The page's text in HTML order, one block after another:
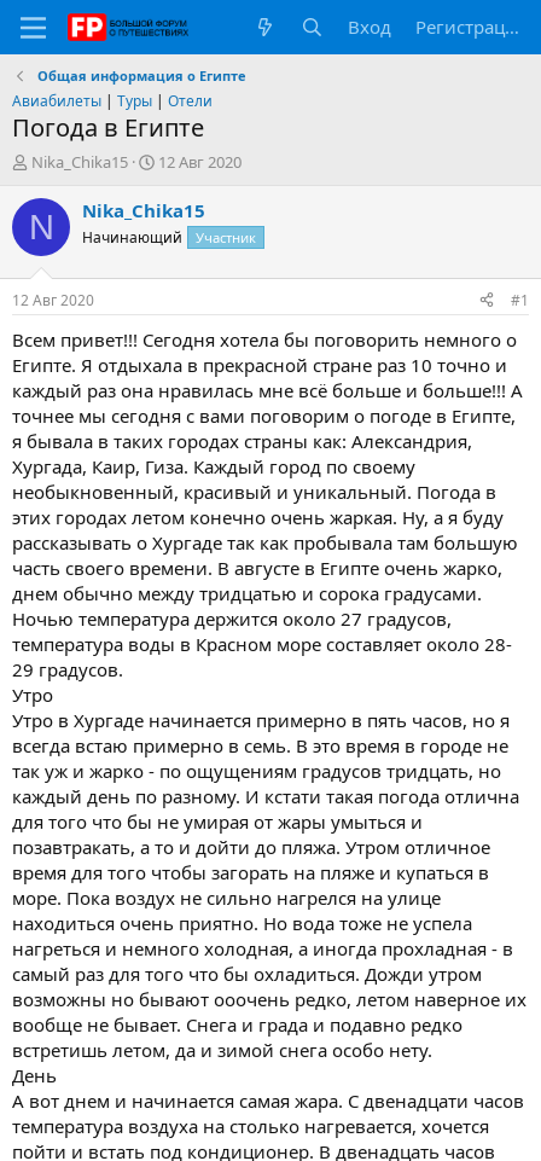
Вход Регистрация
Общая информация о Египте
Авиабилеты | Туры | Отели
Погода в Египте
А
т
о
т
е
м
ы
Nika_Chika15
Д
т
н
а
л
12 Авг 2020
N Nika_Chika15
Начинающий Участник
12 Авг 2020 #1
Всем привет!!! Сегодня хотела бы поговорить немного о
Египте. Я отдыхала в прекрасной стране раз 10 точно и
каждый раз она нравилась мне всё больше и больше!!! А
точнее мы сегодня с вами поговорим о погоде в Египте,
я бывала в таких городах страны как: Александрия,
Хургада, Каир, Гиза. Каждый город по своему
необыкновенный, красивый и уникальный. Погода в
этих городах летом конечно очень жаркая. Ну, а я буду
рассказывать о Хургаде так как пробывала там большую
часть своего времени. В августе в Египте очень жарко,
днем обычно между тридцатью и сорока градусами.
Ночью температура держится около 27 градусов,
температура воды в Красном море составляет около 28-
29 градусов.
Утро
Утро в Хургаде начинается примерно в пять часов, но я
всегда встаю примерно в семь. В это время в городе не
так уж и жарко - по ощущениям градусов тридцать, но
каждый день по разному. И кстати такая погода отлична
для того что бы не умирая от жары умыться и
позавтракать, а то и дойти до пляжа. Утром отличное
время для того чтобы загорать на пляже и купаться в
море. Пока воздух не сильно нагрелся на улице
находиться очень приятно. Но вода тоже не успела
нагреться и немного холодная, а иногда прохладная - в
самый раз для того что бы охладиться. Дожди утром
возможны но бывают ооочень редко, летом наверное их
вообще не бывает. Снега и града и подавно редко
встретишь летом, да и зимой снега особо нету.
День
А вот днем и начинается самая жара. С двенадцати часов
температура воздуха на столько нагревается, хочется
пойти и встать под кондиционер. В двенадцать часов